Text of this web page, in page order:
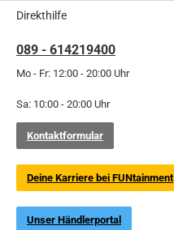
Direkthilfe
089 - 614219400
Mo - Fr: 12:00 - 20:00 Uhr
Sa: 10:00 - 20:00 Uhr
Kontaktformular
Deine Karriere bei FUNtainment
Unser Händlerportal